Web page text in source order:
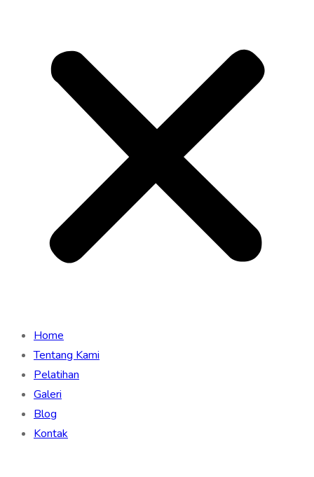
Home
Tentang Kami
Pelatihan
Galeri
Blog
Kontak